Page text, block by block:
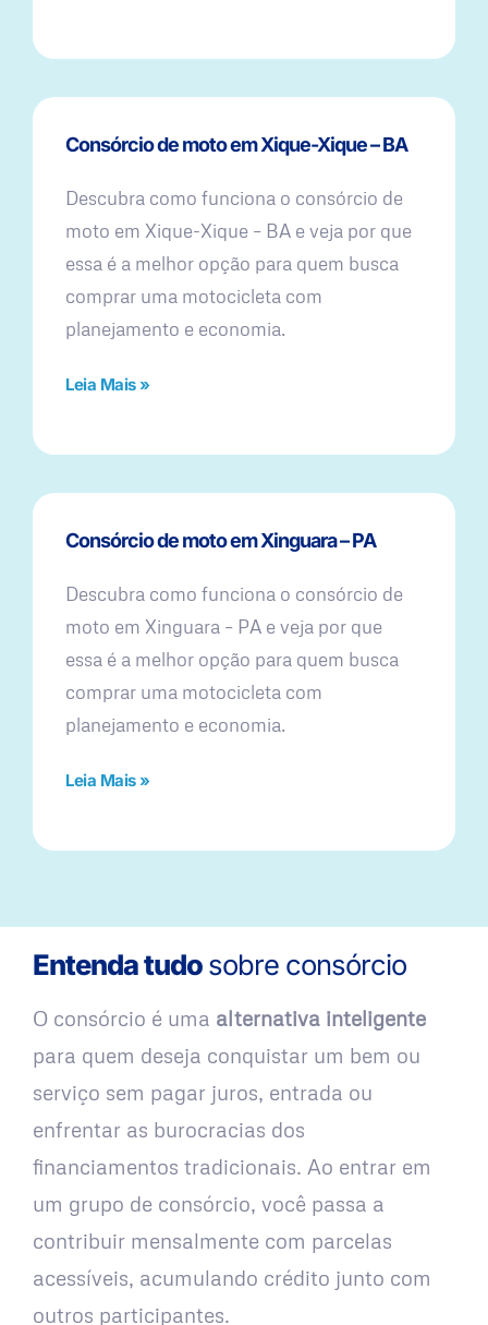
Consórcio de moto em Xique-Xique – BA
Descubra como funciona o consórcio de
moto em Xique-Xique – BA e veja por que
essa é a melhor opção para quem busca
comprar uma motocicleta com
planejamento e economia.
Leia Mais »
Consórcio de moto em Xinguara – PA
Descubra como funciona o consórcio de
moto em Xinguara – PA e veja por que
essa é a melhor opção para quem busca
comprar uma motocicleta com
planejamento e economia.
Leia Mais »
Entenda tudosobre consórcio
O consórcio é uma alternativa inteligente
para quem deseja conquistar um bem ou
serviço sem pagar juros, entrada ou
enfrentar as burocracias dos
financiamentos tradicionais. Ao entrar em
um grupo de consórcio, você passa a
contribuir mensalmente com parcelas
acessíveis, acumulando crédito junto com
outros participantes.